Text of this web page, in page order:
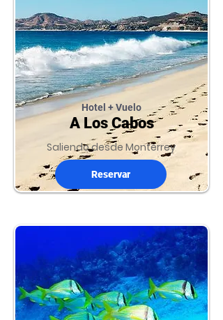
Hotel + Vuelo
A Los Cabos
Saliendo desde Monterrey
Reservar